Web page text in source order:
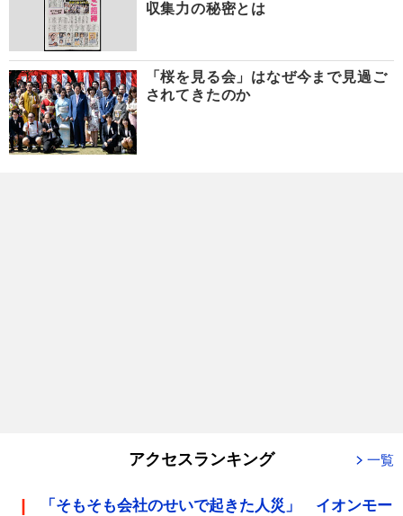
収集力の秘密とは
「桜を見る会」はなぜ今まで見過ご
されてきたのか
アクセスランキング 一覧
「そもそも会社のせいで起きた人災」 イオンモー